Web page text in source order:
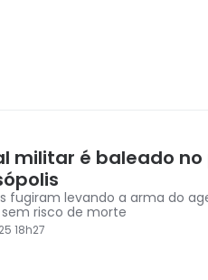
militar é baleado
fugiram levando a arma do
risco de morte
18h27